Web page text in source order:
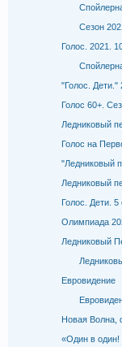
Сезон
Голос. 2021.
"Голос. Дети."
Голос 60+.
Ледниковый
Голос на
"Ледниковый
Ледниковый
Голос. Дети. 5
Олимпиада
Ледниковый
Евровидение
Новая Волна,
«Один в один!